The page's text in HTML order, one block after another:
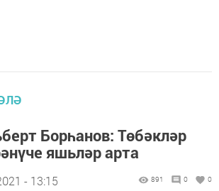
Борһанов: Төбәкләр
яшьләр арта
- 13:15 891 0 0